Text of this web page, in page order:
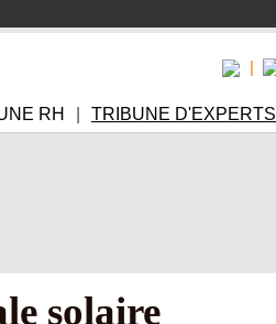
RH TRIBUNE D'EXPERTS
solaire